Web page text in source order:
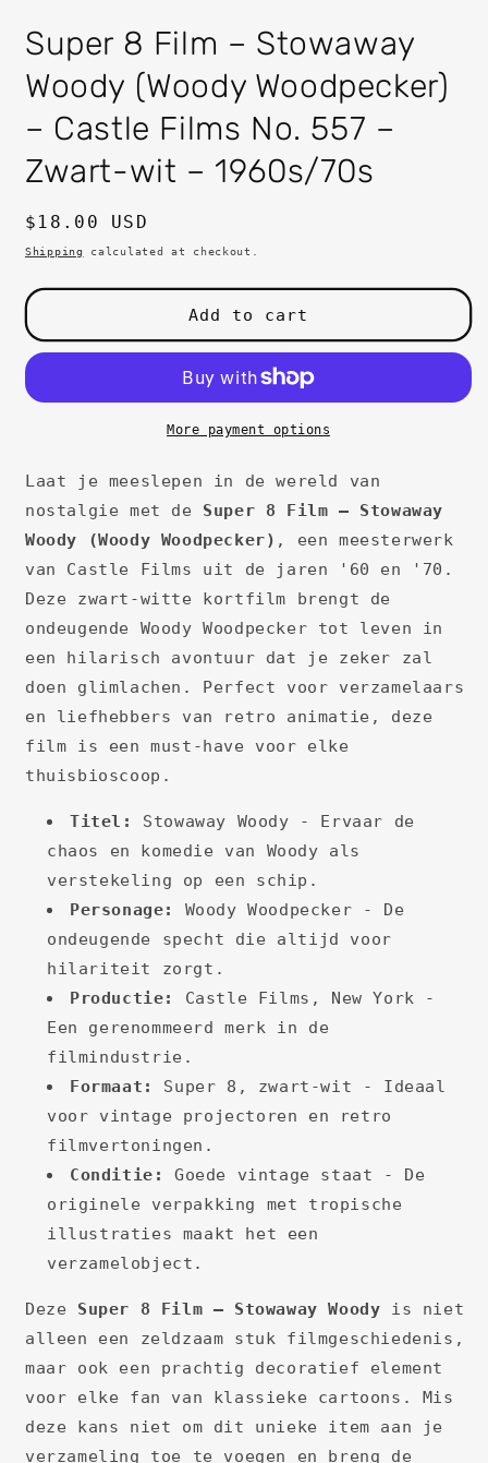
Super 8 Film – Stowaway
Woody (Woody Woodpecker)
– Castle Films No. 557 –
Zwart-wit – 1960s/70s
Regular
price
$18.00 USD
Shipping calculated at checkout.
Add to cart
More payment options
Laat je meeslepen in de wereld van
nostalgie met de Super 8 Film – Stowaway
Woody (Woody Woodpecker) , een meesterwerk
van Castle Films uit de jaren '60 en '70.
Deze zwart-witte kortfilm brengt de
ondeugende Woody Woodpecker tot leven in
een hilarisch avontuur dat je zeker zal
doen glimlachen. Perfect voor verzamelaars
en liefhebbers van retro animatie, deze
film is een must-have voor elke
thuisbioscoop.
Titel:
Stowaway Woody - Ervaar de
chaos en komedie van Woody als
verstekeling op een schip.
Personage:
Woody Woodpecker - De
ondeugende specht die altijd voor
hilariteit zorgt.
Productie:
Castle Films, New York -
Een gerenommeerd merk in de
filmindustrie.
Formaat:
Super 8, zwart-wit - Ideaal
voor vintage projectoren en retro
filmvertoningen.
Conditie:
Goede vintage staat - De
originele verpakking met tropische
illustraties maakt het een
verzamelobject.
Deze Super 8 Film – Stowaway Woody is niet
alleen een zeldzaam stuk filmgeschiedenis,
maar ook een prachtig decoratief element
voor elke fan van klassieke cartoons. Mis
deze kans niet om dit unieke item aan je
verzameling toe te voegen en breng de